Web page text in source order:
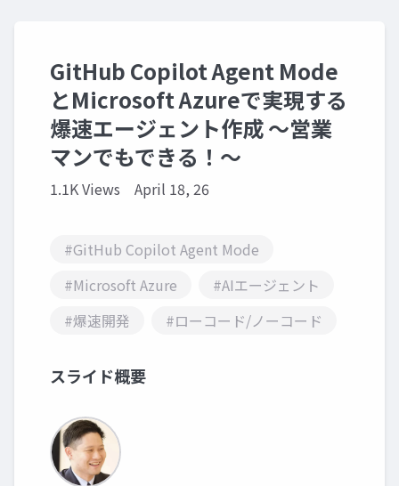
GitHub Copilot Agent Mode
とMicrosoft Azureで実現する
爆速エージェント作成 〜営業
マンでもできる！〜
1.1K Views April 18, 26
#GitHub Copilot Agent Mode
#Microsoft Azure
#AIエージェント
#爆速開発
#ローコード/ノーコード
スライド概要